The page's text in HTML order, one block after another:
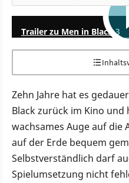
Trailer zu Men in Black 3
Zehn Jahre hat es
Black zurück im Kino
wachsames Auge auf die
auf der Erde bequem
Selbstverständlich darf
Spielumsetzung nicht